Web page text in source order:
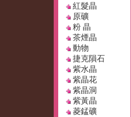
紅髮晶
原礦
粉 晶
茶煙晶
動物
捷克隕石
紫水晶
紫晶花
紫晶洞
紫黃晶
菱錳礦